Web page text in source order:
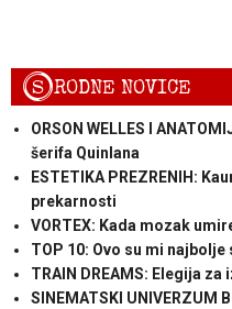
SRODNE NOVICE
ORSON WELLES I
šerifa Quinlana
ESTETIKA PREZRENIH:
prekarnosti
VORTEX: Kada mozak
TOP 10: Ovo su mi
TRAIN DREAMS: Elegija
SINEMATSKI UNIVERZUM